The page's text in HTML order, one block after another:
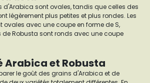
d'Arabica sont ovales, tandis que celles des
légèrement plus petites et plus rondes. Les
avec une coupe en forme de S,
Robusta sont ronds avec une coupe
Arabica et Robusta
le goût des grains d'Arabica et de